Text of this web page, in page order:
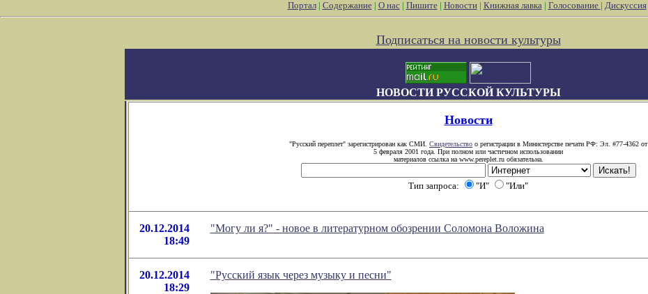
Портал| Содержание| О нас| Пишите| Новости| Книжная лавка| Голосование | Дискуссия
Подписаться на новости культуры
НОВОСТИ РУССКОЙ КУЛЬТУРЫ
Новости
"Русский переплет" зарегистрирован как СМИ. Свидетельство о регистрации в Министерстве печати РФ: Эл. #77-4362 от
5 февраля 2001 года. При полном или частичном использовании
материалов ссылка на www.pereplet.ru обязательна.
Тип запроса: "И" "Или"
20.12.2014
18:49
"Могу ли я?" - новое в литературном обозрении Соломона Воложина
20.12.2014
18:29
"Русский язык через музыку и песни"